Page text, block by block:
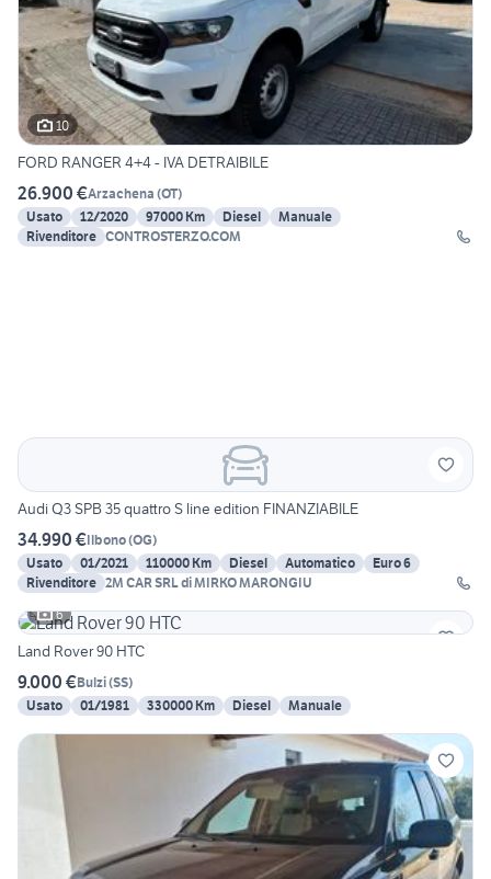
10
FORD RANGER 4+4 - IVA DETRAIBILE
26.900 €Arzachena (OT)
Usato
12/2020 97000 Km Diesel
Manuale
Rivenditore CONTROSTERZO.COM
Audi Q3 SPB 35 quattro S line edition FINANZIABILE
34.990 €Ilbono(OG)
Usato
01/2021 110000 Km Diesel Automatico
Euro 6
Rivenditore 2M CAR SRL di MIRKO MARONGIU
6
Land Rover 90 HTC
9.000 €Bulzi(SS)
Usato
01/1981 330000 Km Diesel Manuale